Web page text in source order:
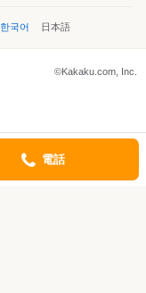
한국어 日本語
©Kakaku.com, Inc.
電話